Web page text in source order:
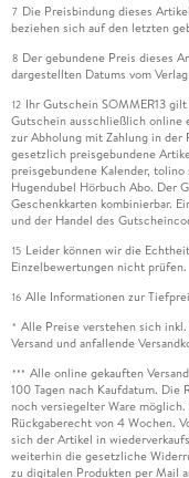
7 Die Preisbindung dieses
beziehen sich auf den letzten
8 Der gebundene Preis dieses
dargestellten Datums vom
12 Ihr Gutschein SOMMER13
Gutschein ausschließlich online
zur Abholung mit Zahlung in
gesetzlich preisgebundene
preisgebundene Kalender,
Hugendubel Hörbuch Abo. Der
Geschenkkarten kombinierbar.
und der Handel des
15 Leider können wir die
Einzelbewertungen nicht prüfen.
16 Alle Informationen zur
* Alle Preise verstehen sich
Versand und anfallende
*** Alle online gekauften
100 Tagen nach Kaufdatum. Die
noch versiegelter Ware
Rückgaberecht von 4 Wochen.
sich der Artikel in
weiterhin die gesetzliche
zu digitalen Produkten per Mail